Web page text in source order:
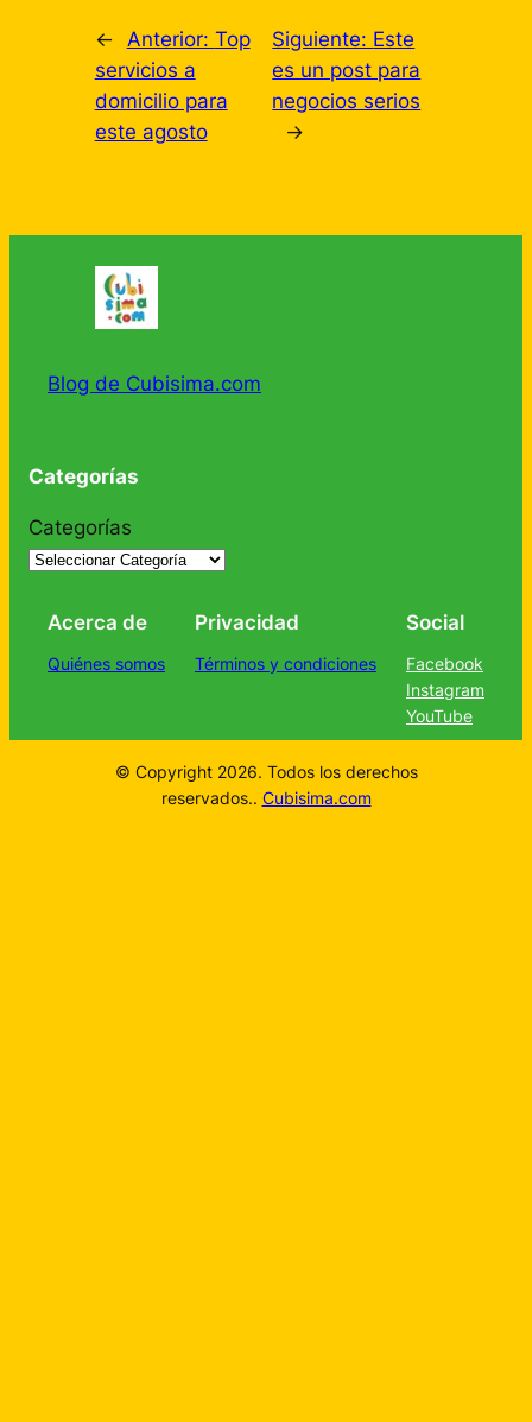
← Anterior: Top
servicios a
domicilio para
este agosto
Siguiente: Este
es un post para
negocios serios
→
Blog de Cubisima.com
Categorías
Categorías
Acerca de
Quiénes somos
Privacidad
Términos y condiciones
Social
Facebook
Instagram
YouTube
© Copyright 2026. Todos los derechos
reservados.. Cubisima.com